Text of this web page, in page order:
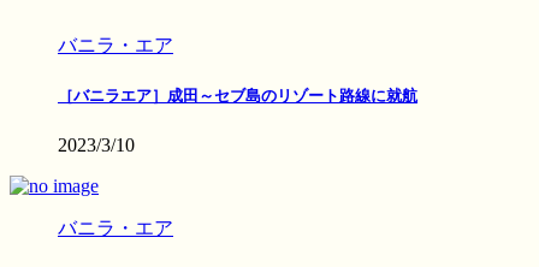
バニラ・エア
［バニラエア］成田～セブ島のリゾート路線に就航
2023/3/10
バニラ・エア